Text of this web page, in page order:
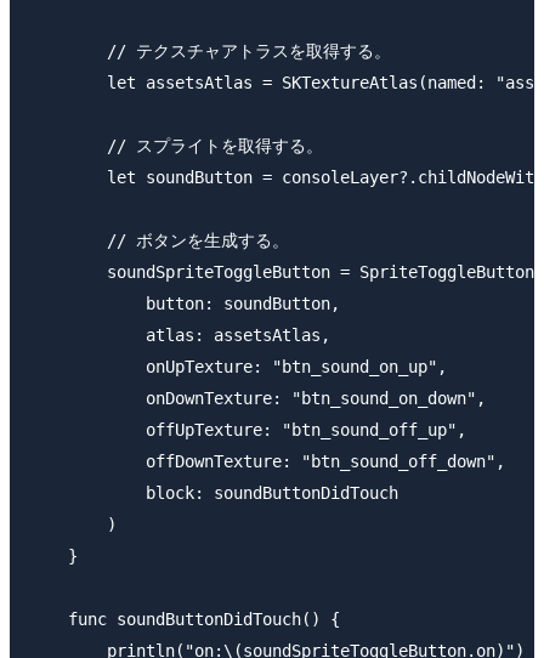
        // テクスチャアトラスを取得する。
let assetsAtlas = SKTextureAtlas(named:
        // スプライトを取得する。
let soundButton =
        // ボタンを生成する。
        soundSpriteToggleButton = SpriteToggleButton(
            button: soundButton,
            atlas: assetsAtlas,
            onUpTexture: "btn_sound_on_up",
            onDownTexture: "btn_sound_on_down",
            offUpTexture: "btn_sound_off_up",
            offDownTexture: "btn_sound_off_down",
            block: soundButtonDidTouch
        )
    }
    func soundButtonDidTouch() {
        println("on:\(soundSpriteToggleButton.on)")